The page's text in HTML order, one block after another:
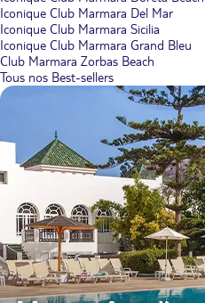
Iconique Club Marmara Del Mar
Iconique Club Marmara Sicilia
Iconique Club Marmara Grand Bleu
Club Marmara Zorbas Beach
Tous nos Best-sellers